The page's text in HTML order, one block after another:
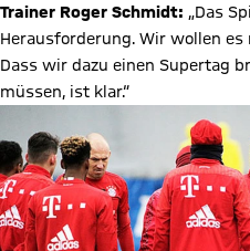
Trainer Roger Schmidt: „Das
Herausforderung. Wir wollen
Dass wir dazu einen Supertag
müssen, ist klar.“